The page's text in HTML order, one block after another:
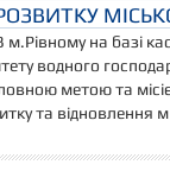
м.Рівному на базі
водного
метою та
та відновлення